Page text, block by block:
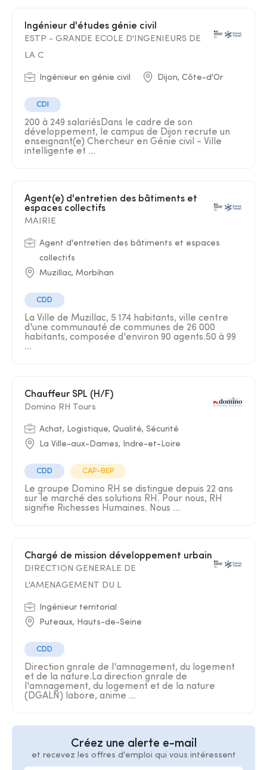
Ingénieur d'études génie civil
ESTP - GRANDE ECOLE D'INGENIEURS DE
LA C
Ingénieur en génie civil Dijon, Côte-d'Or
CDI
200 à 249 salariésDans le cadre de son
développement, le campus de Dijon recrute un
enseignant(e) Chercheur en Génie civil - Ville
intelligente et ...
Agent(e) d'entretien des bâtiments et
espaces collectifs
MAIRIE
Agent d'entretien des bâtiments et espaces
collectifs
Muzillac, Morbihan
CDD
La Ville de Muzillac, 5 174 habitants, ville centre
d'une communauté de communes de 26 000
habitants, composée d'environ 90 agents.50 à 99
...
Chauffeur SPL (H/F)
Domino RH Tours
Achat, Logistique, Qualité, Sécurité
La Ville-aux-Dames, Indre-et-Loire
CDD CAP-BEP
Le groupe Domino RH se distingue depuis 22 ans
sur le marché des solutions RH. Pour nous, RH
signifie Richesses Humaines. Nous ...
Chargé de mission développement urbain
DIRECTION GENERALE DE
L'AMENAGEMENT DU L
Ingénieur territorial
Puteaux, Hauts-de-Seine
CDD
Direction gnrale de l'amnagement, du logement
et de la nature.La direction gnrale de
l'amnagement, du logement et de la nature
(DGALN) labore, anime ...
Créez une alerte e-mail
et recevez les offres d'emploi qui vous intéressent